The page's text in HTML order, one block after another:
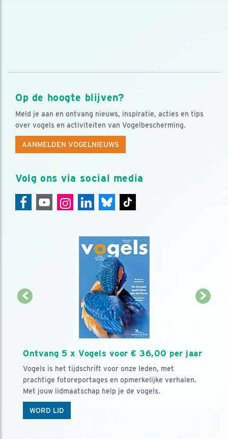
Op de hoogte blijven?
Meld je aan en ontvang nieuws, inspiratie, acties en tips
over vogels en activiteiten van Vogelbescherming.
AANMELDEN VOGELNIEUWS
Volg ons via social media
Ontvang 5 x Vogels voor € 36,00 per jaar
Vogels is het tijdschrift voor onze leden, met
prachtige fotoreportages en opmerkelijke verhalen.
Met jouw lidmaatschap help je de vogels.
WORD LID